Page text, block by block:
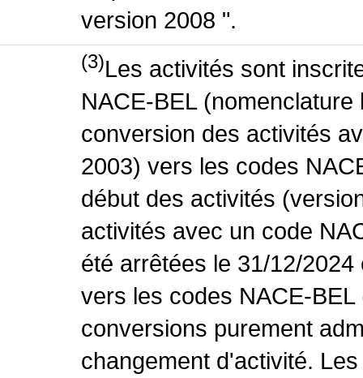
version 2008 ".
(3)Les activités sont
NACE-BEL
conversion des activités
2003) vers les codes
début des activités
activités avec un code
été arrêtées le 31/12/
vers les codes NACE-
conversions purement
changement d'activité.